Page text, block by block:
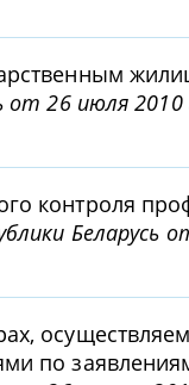
от 26 июля
контроля
Беларусь
по